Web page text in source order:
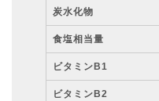
炭水化物
食塩相当量
ビタミンB1
ビタミンB2